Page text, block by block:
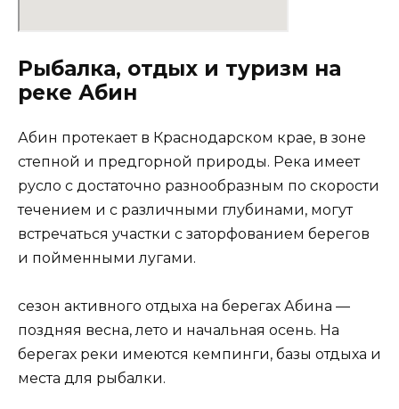
Рыбалка, отдых и туризм на
реке Абин
Абин протекает в Краснодарском крае, в зоне
степной и предгорной природы. Река имеет
русло с достаточно разнообразным по скорости
течением и с различными глубинами, могут
встречаться участки с заторфованием берегов
и пойменными лугами.
сезон активного отдыха на берегах Абина —
поздняя весна, лето и начальная осень. На
берегах реки имеются кемпинги, базы отдыха и
места для рыбалки.